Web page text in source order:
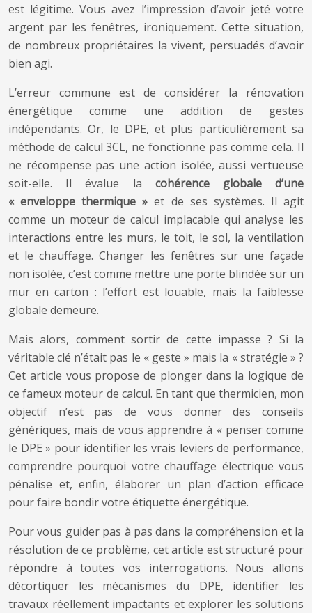
est légitime. Vous avez l’impression d’avoir jeté votre
argent par les fenêtres, ironiquement. Cette situation,
de nombreux propriétaires la vivent, persuadés d’avoir
bien agi.
L’erreur commune est de considérer la rénovation
énergétique comme une addition de gestes
indépendants. Or, le DPE, et plus particulièrement sa
méthode de calcul 3CL, ne fonctionne pas comme cela. Il
ne récompense pas une action isolée, aussi vertueuse
soit-elle. Il évalue la cohérence globale d’une
« enveloppe thermique » et de ses systèmes. Il agit
comme un moteur de calcul implacable qui analyse les
interactions entre les murs, le toit, le sol, la ventilation
et le chauffage. Changer les fenêtres sur une façade
non isolée, c’est comme mettre une porte blindée sur un
mur en carton : l’effort est louable, mais la faiblesse
globale demeure.
Mais alors, comment sortir de cette impasse ? Si la
véritable clé n’était pas le « geste » mais la « stratégie » ?
Cet article vous propose de plonger dans la logique de
ce fameux moteur de calcul. En tant que thermicien, mon
objectif n’est pas de vous donner des conseils
génériques, mais de vous apprendre à « penser comme
le DPE » pour identifier les vrais leviers de performance,
comprendre pourquoi votre chauffage électrique vous
pénalise et, enfin, élaborer un plan d’action efficace
pour faire bondir votre étiquette énergétique.
Pour vous guider pas à pas dans la compréhension et la
résolution de ce problème, cet article est structuré pour
répondre à toutes vos interrogations. Nous allons
décortiquer les mécanismes du DPE, identifier les
travaux réellement impactants et explorer les solutions